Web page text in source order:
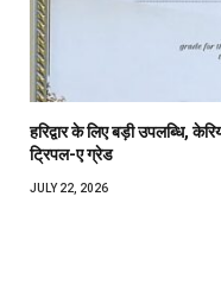
हरिद्वार के लिए बड़ी उपलब्धि,
ट्रिपल-ए ग्रेड
JULY 22, 2026